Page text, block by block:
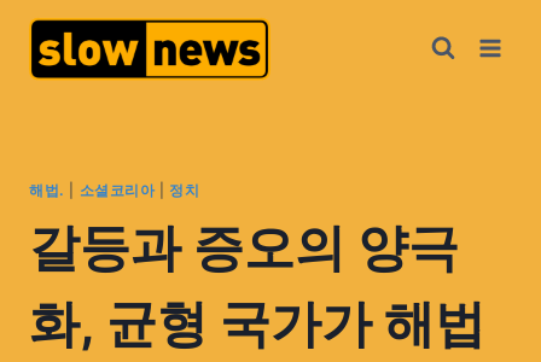
해법. 소셜코리아| 정치
갈등과 증오의 양극
화, 균형 국가가 해법